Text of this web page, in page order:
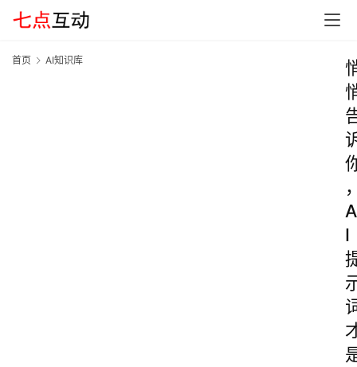
首页 AI知识库
A
I